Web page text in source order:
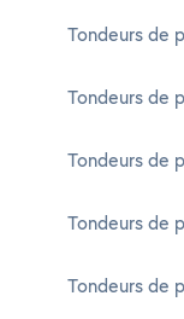
Tondeurs de
Tondeurs de
Tondeurs de
Tondeurs de
Tondeurs de